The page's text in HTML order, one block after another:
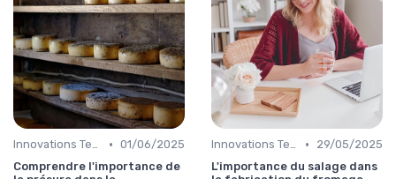
Innovations Technologiques • 01/06/2025
Comprendre l'importance de
Innovations Technologiques •
29/05/2025
L'importance du salage dans